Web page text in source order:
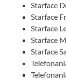
Starface
Starface
Starface
Starface
Starface